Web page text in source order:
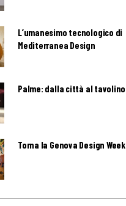
L’umanesimo tecnologico di
Mediterranea Design
Palme: dalla città al tavolino
Torna la Genova Design Week